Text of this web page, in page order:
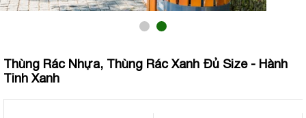
Thùng Rác Nhựa, Thùng Rác Xanh Đủ Size - Hành
Tinh Xanh